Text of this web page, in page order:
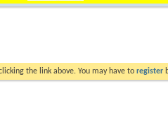
the link above. You may have to register